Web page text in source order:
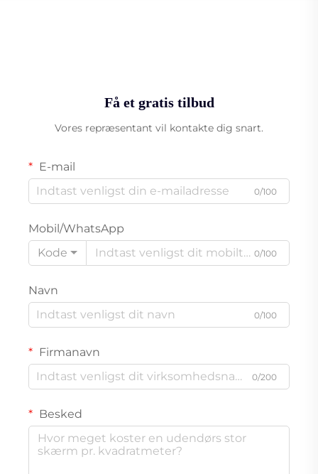
Få et gratis tilbud
Vores repræsentant vil kontakte dig snart.
E-mail
0/100
Mobil/WhatsApp
Kode
0/100
Navn
0/100
Firmanavn
0/200
Besked